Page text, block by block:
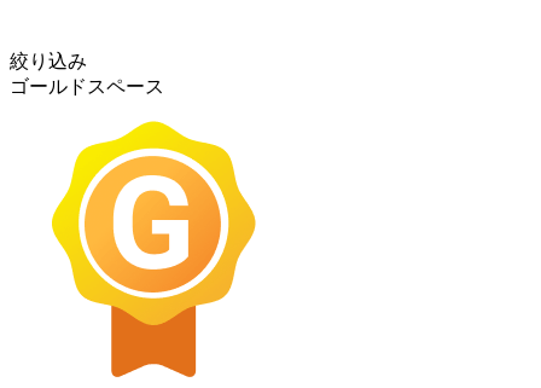
絞り込み
ゴールドスペース